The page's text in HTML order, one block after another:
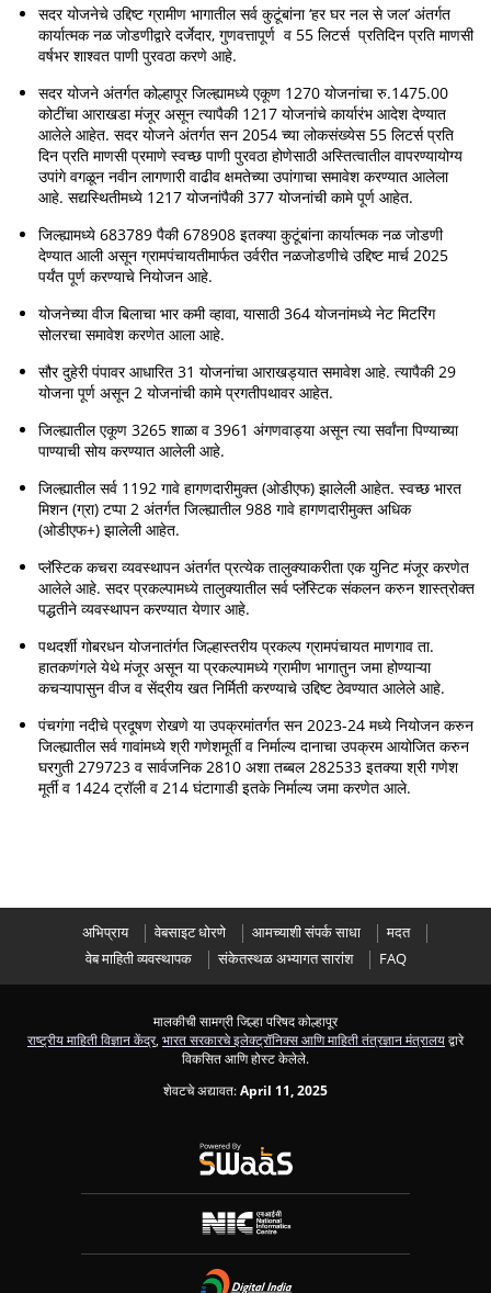
सदर योजनेचे उद्दिष्ट ग्रामीण भागातील सर्व कुटूंबांना ‘हर घर नल से जल’ अंतर्गत
कार्यात्मक नळ जोडणीद्वारे दर्जेदार, गुणवत्तापूर्ण व 55 लिटर्स प्रतिदिन प्रति माणसी
वर्षभर शाश्वत पाणी पुरवठा करणे आहे.
सदर योजने अंतर्गत कोल्हापूर जिल्ह्यामध्ये एकूण 1270 योजनांचा रु.1475.00
कोटींचा आराखडा मंजूर असून त्यापैकी 1217 योजनांचे कार्यारंभ आदेश देण्यात
आलेले आहेत. सदर योजने अंतर्गत सन 2054 च्या लोकसंख्येस 55 लिटर्स प्रति
दिन प्रति माणसी प्रमाणे स्वच्छ पाणी पुरवठा होणेसाठी अस्तित्वातील वापरण्यायोग्य
उपांगे वगळून नवीन लागणारी वाढीव क्षमतेच्या उपांगाचा समावेश करण्यात आलेला
आहे. सद्यस्थितीमध्ये 1217 योजनांपैकी 377 योजनांची कामे पूर्ण आहेत.
जिल्ह्यामध्ये 683789 पैकी 678908 इतक्या कुटूंबांना कार्यात्मक नळ जोडणी
देण्यात आली असून ग्रामपंचायतीमार्फत उर्वरीत नळजोडणीचे उद्दिष्ट मार्च 2025
पर्यंत पूर्ण करण्याचे नियोजन आहे.
योजनेच्या वीज बिलाचा भार कमी व्हावा, यासाठी 364 योजनांमध्ये नेट मिटरिंग
सोलरचा समावेश करणेत आला आहे.
सौर दुहेरी पंपावर आधारित 31 योजनांचा आराखड्यात समावेश आहे. त्यापैकी 29
योजना पूर्ण असून 2 योजनांची कामे प्रगतीपथावर आहेत.
जिल्ह्यातील एकूण 3265 शाळा व 3961 अंगणवाड्या असून त्या सर्वांना पिण्याच्या
पाण्याची सोय करण्यात आलेली आहे.
जिल्ह्यातील सर्व 1192 गावे हागणदारीमुक्त (ओडीएफ) झालेली आहेत. स्वच्छ भारत
मिशन (ग्रा) टप्पा 2 अंतर्गत जिल्ह्यातील 988 गावे हागणदारीमुक्त अधिक
(ओडीएफ+) झालेली आहेत.
प्लॅस्टिक कचरा व्यवस्थापन अंतर्गत प्रत्येक तालुक्याकरीता एक युनिट मंजूर करणेत
आलेले आहे. सदर प्रकल्पामध्ये तालुक्यातील सर्व प्लॅस्टिक संकलन करुन शास्त्रोक्त
पद्धतीने व्यवस्थापन करण्यात येणार आहे.
पथदर्शी गोबरधन योजनातंर्गत जिल्हास्तरीय प्रकल्प ग्रामपंचायत माणगाव ता.
हातकणंगले येथे मंजूर असून या प्रकल्पामध्ये ग्रामीण भागातुन जमा होण्याऱ्या
कचऱ्यापासुन वीज व सेंद्रीय खत निर्मिती करण्याचे उद्दिष्ट ठेवण्यात आलेले आहे.
पंचगंगा नदीचे प्रदूषण रोखणे या उपक्रमांतर्गत सन 2023-24 मध्ये नियोजन करुन
जिल्ह्यातील सर्व गावांमध्ये श्री गणेशमूर्ती व निर्माल्य दानाचा उपक्रम आयोजित करुन
घरगुती 279723 व सार्वजनिक 2810 अशा तब्बल 282533 इतक्या श्री गणेश
मूर्ती व 1424 ट्रॉली व 214 घंटागाडी इतके निर्माल्य जमा करणेत आले.
अभिप्राय वेबसाइट धोरणे आमच्याशी संपर्क साधा
मदत
वेब माहिती व्यवस्थापक
संकेतस्थळ अभ्यागत सारांश FAQ
मालकीची सामग्री जिल्हा परिषद कोल्हापूर
राष्ट्रीय माहिती विज्ञान केंद्र, भारत सरकारचे इलेक्ट्रॉनिक्स आणि माहिती तंत्रज्ञान मंत्रालयद्वारे
विकसित आणि होस्ट केलेले.
शेवटचे अद्यावत:April 11, 2025